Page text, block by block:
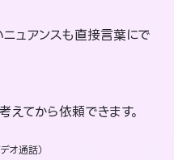
ュアンスも直接言葉にで
えてから依頼できます。
オ通話）